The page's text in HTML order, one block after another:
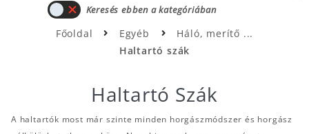
Keresés ebben a kategóriában
Főoldal Egyéb
Háló, merítő
Haltartó szák
Haltartó Szák
A haltartók most már szinte minden horgászmódszer és horgász